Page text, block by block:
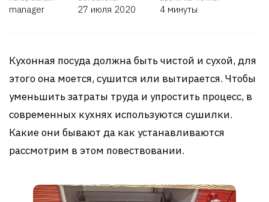
manager 27 июля 2020 4 минуты
Кухонная посуда должна быть чистой и сухой, для
этого она моется, сушится или вытирается. Чтобы
уменьшить затраты труда и упростить процесс, в
современных кухнях используются сушилки.
Какие они бывают да как устанавливаются
рассмотрим в этом повествовании.